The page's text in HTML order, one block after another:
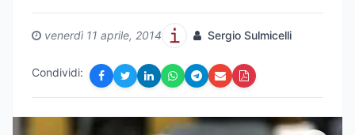
venerdì 11 aprile, 2014 Sergio Sulmicelli
Condividi: